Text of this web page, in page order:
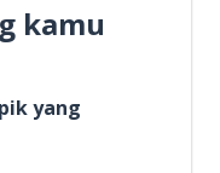
kamu
yang